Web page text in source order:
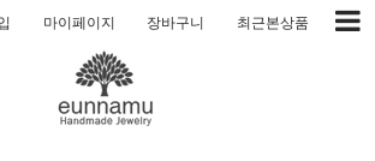
마이페이지 장바구니 최근본상품